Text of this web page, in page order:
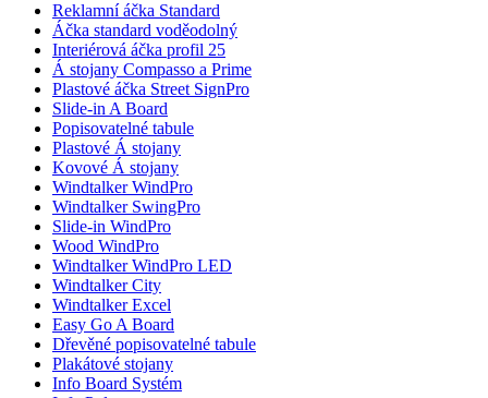
Reklamní áčka Standard
Áčka standard voděodolný
Interiérová áčka profil 25
Á stojany Compasso a Prime
Plastové áčka Street SignPro
Slide-in A Board
Popisovatelné tabule
Plastové Á stojany
Kovové Á stojany
Windtalker WindPro
Windtalker SwingPro
Slide-in WindPro
Wood WindPro
Windtalker WindPro LED
Windtalker City
Windtalker Excel
Easy Go A Board
Dřevěné popisovatelné tabule
Plakátové stojany
Info Board Systém